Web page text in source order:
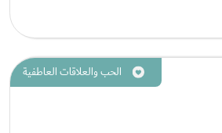
الحب والعلاقات العاطفية